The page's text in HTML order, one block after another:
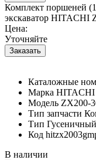
Комплект поршеней
экскаватор HITACHI
Цена:
Уточняйте
Каталожные
Марка HITACHI
Модель ZX200-
Тип запчасти
Тип
Код
В наличии